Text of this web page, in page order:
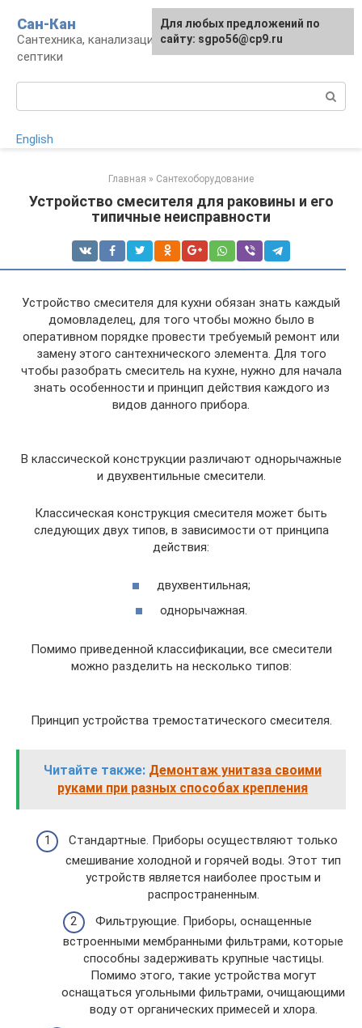
контенту
Сан-Кан
Сантехника, канализация, водопровод,
септики
English
Главная » Сантехоборудование
Устройство смесителя для раковины и его
типичные неисправности
Устройство смесителя для кухни обязан знать каждый
домовладелец, для того чтобы можно было в
оперативном порядке провести требуемый ремонт или
замену этого сантехнического элемента. Для того
чтобы разобрать смеситель на кухне, нужно для начала
знать особенности и принцип действия каждого из
видов данного прибора.
В классической конструкции различают однорычажные
и двухвентильные смесители.
Классическая конструкция смесителя может быть
следующих двух типов, в зависимости от принципа
действия:
двухвентильная;
однорычажная.
Помимо приведенной классификации, все смесители
можно разделить на несколько типов:
Принцип устройства тремостатического смесителя.
Читайте также: Демонтаж унитаза своими
руками при разных способах крепления
Стандартные. Приборы осуществляют только
смешивание холодной и горячей воды. Этот тип
устройств является наиболее простым и
распространенным.
Фильтрующие. Приборы, оснащенные
встроенными мембранными фильтрами, которые
способны задерживать крупные частицы.
Помимо этого, такие устройства могут
оснащаться угольными фильтрами, очищающими
воду от органических примесей и хлора.
Для любых предложений по
сайту: sgpo56@cp9.ru